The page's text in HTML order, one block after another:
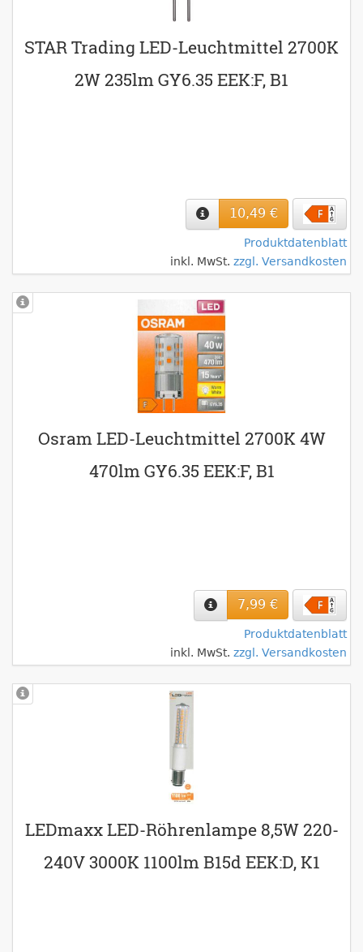
STAR Trading LED-Leuchtmittel 2700K
2W 235lm GY6.35 EEK:F, B1
10,49 €
Produktdatenblatt
inkl. MwSt. zzgl. Versandkosten
Osram LED-Leuchtmittel 2700K 4W
470lm GY6.35 EEK:F, B1
7,99 €
Produktdatenblatt
inkl. MwSt. zzgl. Versandkosten
LEDmaxx LED-Röhrenlampe 8,5W 220-
240V 3000K 1100lm B15d EEK:D, K1